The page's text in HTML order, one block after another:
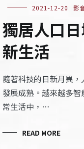
2021-12-20 影
獨居人口
新生活
隨著科技的日新月異
發展成熟。越來越多
常生活中，…
READ MORE